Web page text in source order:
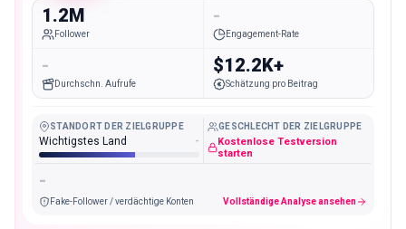
1.2M
Follower
-
Engagement-Rate
-
Durchschn. Aufrufe
$12.2K+
Schätzung pro Beitrag
STANDORT DER ZIELGRUPPE
Wichtigstes Land -
GESCHLECHT DER ZIELGRUPPE
Kostenlose Testversion
starten
-
Fake-Follower / verdächtige Konten Vollständige Analyse ansehen